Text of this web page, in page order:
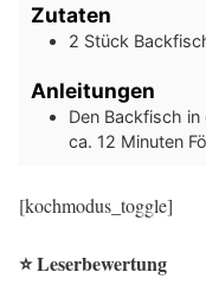
Zutaten
2 Stück
Anleitungen
Den Backfisch in
ca. 12 Minuten
[kochmodus_toggle]
⭐ Leserbewertung